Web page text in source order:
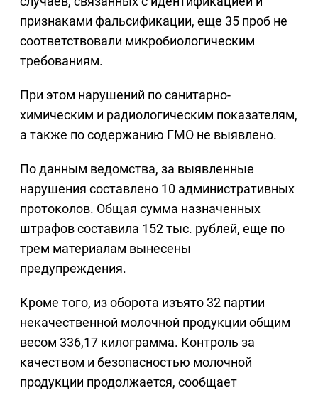
признаками фальсификации, еще 35 проб не
соответствовали микробиологическим
требованиям.
При этом нарушений по санитарно-
химическим и радиологическим показателям,
а также по содержанию ГМО не выявлено.
По данным ведомства, за выявленные
нарушения составлено 10 административных
протоколов. Общая сумма назначенных
штрафов составила 152 тыс. рублей, еще по
трем материалам вынесены
предупреждения.
Кроме того, из оборота изъято 32 партии
некачественной молочной продукции общим
весом 336,17 килограмма. Контроль за
качеством и безопасностью молочной
продукции продолжается, сообщает